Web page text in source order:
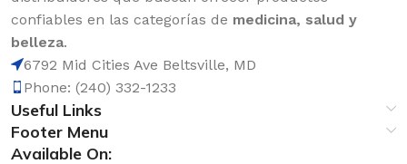
confiables en las categorías de medicina, salud y
belleza.
6792 Mid Cities Ave Beltsville, MD
Phone: (240) 332-1233
Useful Links
Footer Menu
Available On: